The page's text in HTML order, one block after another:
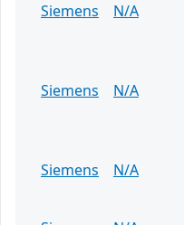
Siemens
N/A
Siemens
N/A
Siemens
N/A